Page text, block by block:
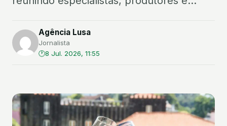
Agência Lusa
Jornalista
8 Jul. 2026, 11:55